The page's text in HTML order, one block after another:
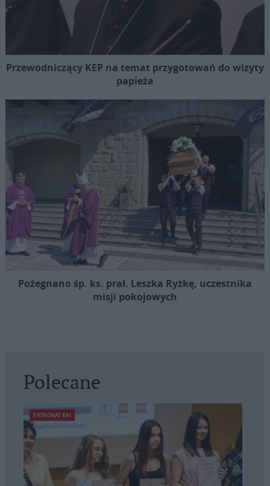
Przewodniczący KEP na temat przygotowań do wizyty
papieża
Pożegnano śp. ks. prał. Leszka Ryżkę, uczestnika
misji pokojowych
Polecane
PATRONAT KAI